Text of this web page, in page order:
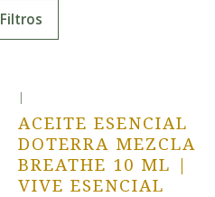
Filtros
|
ACEITE ESENCIAL
DOTERRA MEZCLA
BREATHE 10 ML |
VIVE ESENCIAL